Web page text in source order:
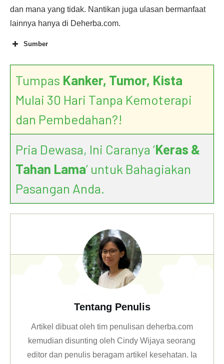
dan mana yang tidak. Nantikan juga ulasan bermanfaat
lainnya hanya di Deherba.com.
Sumber
Tumpas Kanker, Tumor, Kista
Mulai 30 Hari Tanpa Kemoterapi
dan Pembedahan?!
Pria Dewasa, Ini Caranya ‘Keras &
Tahan Lama’ untuk Bahagiakan
Pasangan Anda.
Tentang Penulis
Artikel dibuat oleh tim penulisan deherba.com
kemudian disunting oleh Cindy Wijaya seorang
editor dan penulis beragam artikel kesehatan. Ia